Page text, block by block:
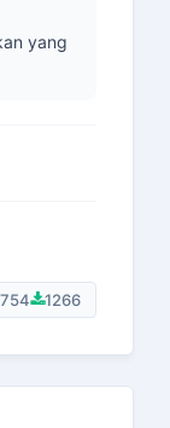
yang
754 1266